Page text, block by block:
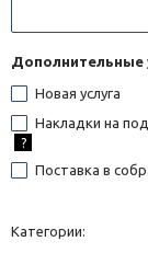
Дополнительные
Новая услуга
Накладки на
?
Поставка в
Категории: